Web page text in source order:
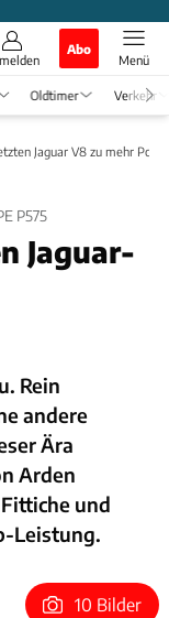
Abo
Menü
Oldtimer Verkehr
Jaguar V8 zu mehr
P575
Jaguar-
Rein
andere
Ära
Arden
und
Leistung.
10 Bilder